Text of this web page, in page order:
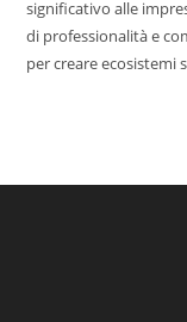
significativo alle
di professionalità e
per creare ecosistemi